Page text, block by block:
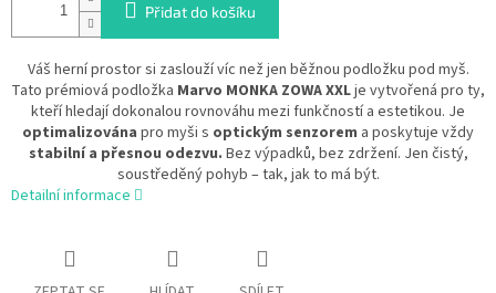
Přidat do košíku
Váš herní prostor si zaslouží víc než jen běžnou podložku pod myš.
Tato prémiová podložka Marvo MONKA ZOWA XXLje vytvořená pro ty,
kteří hledají dokonalou rovnováhu mezi funkčností a estetikou. Je
optimalizována pro myši s optickým senzorem a poskytuje vždy
stabilní a přesnou odezvu. Bez výpadků, bez zdržení. Jen čistý,
soustředěný pohyb – tak, jak to má být.
Detailní informace